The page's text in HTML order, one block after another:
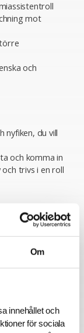
Om
innehållet och
för sociala
mot
och
nyfiken, du vill
och komma in
trivs i en roll
att
på
och tjänsten
har gått